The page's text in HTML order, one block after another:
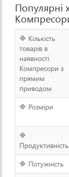
Популярні
🔷 Кількість
товарів в
наявності
Компресори з
прямим
приводом
🔷 Розміри
🔷
Продуктивність
🔷 Потужність